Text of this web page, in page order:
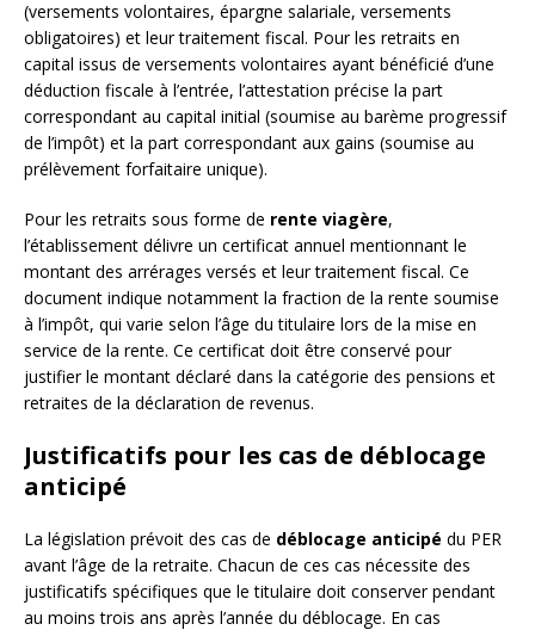
(versements volontaires, épargne salariale, versements
obligatoires) et leur traitement fiscal. Pour les retraits en
capital issus de versements volontaires ayant bénéficié d’une
déduction fiscale à l’entrée, l’attestation précise la part
correspondant au capital initial (soumise au barème progressif
de l’impôt) et la part correspondant aux gains (soumise au
prélèvement forfaitaire unique).
Pour les retraits sous forme de rente viagère,
l’établissement délivre un certificat annuel mentionnant le
montant des arrérages versés et leur traitement fiscal. Ce
document indique notamment la fraction de la rente soumise
à l’impôt, qui varie selon l’âge du titulaire lors de la mise en
service de la rente. Ce certificat doit être conservé pour
justifier le montant déclaré dans la catégorie des pensions et
retraites de la déclaration de revenus.
Justificatifs pour les cas de déblocage
anticipé
La législation prévoit des cas de déblocage anticipé du PER
avant l’âge de la retraite. Chacun de ces cas nécessite des
justificatifs spécifiques que le titulaire doit conserver pendant
au moins trois ans après l’année du déblocage. En cas